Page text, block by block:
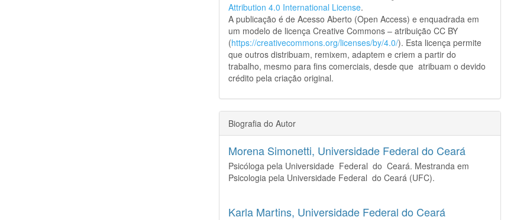
Attribution 4.0 International License.
A publicação é de Acesso Aberto (Open Access) e enquadrada em
um modelo de licença Creative Commons – atribuição CC BY
(https://creativecommons.org/licenses/by/4.0/). Esta licença permite
que outros distribuam, remixem, adaptem e criem a partir do
trabalho, mesmo para fins comerciais, desde que atribuam o devido
crédito pela criação original.
Biografia do Autor
Morena Simonetti, Universidade Federal do Ceará
Psicóloga pela Universidade Federal do Ceará. Mestranda em
Psicologia pela Universidade Federal do Ceará (UFC).
Karla Martins, Universidade Federal do Ceará